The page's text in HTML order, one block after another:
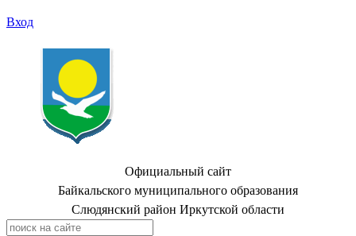
Вход
Официальный сайт
Байкальского муниципального образования
Слюдянский район Иркутской области